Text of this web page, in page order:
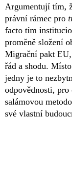
Argumentují tím,
právní rámec pro
facto tím
proměně složení
Migrační pakt
řád a shodu.
jedny je to
odpovědnosti, pro
salámovou
své vlastní